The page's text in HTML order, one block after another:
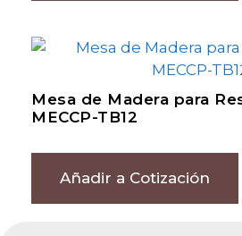
Mesa de Madera para
MECCP-TB12
Añadir a Cotización